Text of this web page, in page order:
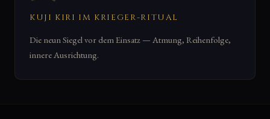
KUJI KIRI IM KRIEGER-RITUAL
Die neun Siegel vor dem Einsatz — Atmung, Reihenfolge,
innere Ausrichtung.